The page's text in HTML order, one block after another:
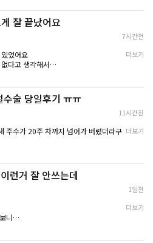
거라고 걱정
컨디션을
건 병원 선택
이나 대응
수 있다는 생
의료진이
들어 주는
초음파랑 피검사 하
미래를 위해 생각
을 것 같긴 하지만
마취 들어가고 나면
혹시나 모를 나중
생하는 것들은
수술을 하기로 결정했어요.
수술에 대해서 설명해 주셨는데 사실 기
고 금방 끝난거 같아요
올 수 있고 수술 직후엔 아플 수 있다고
거 같았어요.
구요
거라고 하셨듣데 그때는 아무런 생각이
네요...
없어요.
생각하면 이게 맞는 선택이니까요. 근데
시간들이 너무 후회됩니다...ㅠㅠ
다 계산했고 지금 가족들은 아무도 모
게 맞겠죠...? 조언 좀 부탁드려요.
혹시 잠수탄 사람한테 수술비 받아내
잘 끝났어요
7시간전
었어요
다고 생각해서
요
본으로 포함되어 있어서 그대로 진행
않았어요
회복하는 데 집중하기로 했습니다
테는 더 맞을 것 같았어요
가 이물감 있는 느낌이 있는데
고 수술 잘 됐다고 하셨어요
무 덥고 그래서
더보기
술 당일후기 ㅠㅠ
11시간전
주수가 20주 차까지 넘어가 버렸더라구
을까 봐 덜컥 겁부터 나더라고요ㅠㅠㅠ
서 밤늦게 검색만 하다가..
바로 연락했어요..
더보기
런거 잘 안쓰는데
1일전
니
봐요...
번씩 커뮤니티만 들락날락했던 사람이
더보기